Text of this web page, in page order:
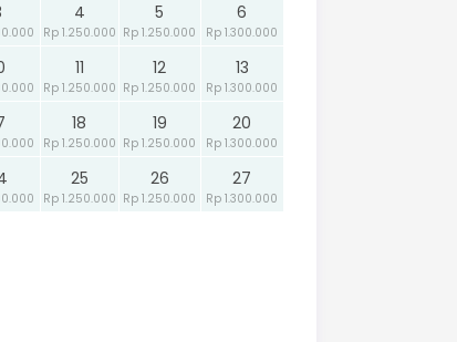
4
Rp 1.250.000
5
Rp 1.250.000
6
Rp 1.300.000
11
Rp 1.250.000
12
Rp 1.250.000
13
Rp 1.300.000
18
Rp 1.250.000
19
Rp 1.250.000
20
Rp 1.300.000
25
Rp 1.250.000
26
Rp 1.250.000
27
Rp 1.300.000